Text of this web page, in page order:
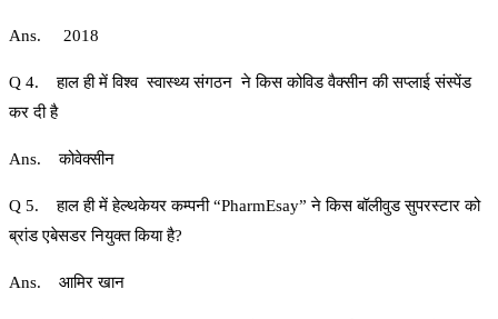
Ans. 2018
Q 4. हाल ही में विश्व स्वास्थ्य संगठन ने किस कोविड वैक्सीन की सप्लाई संस्पेंड
कर दी है
Ans. कोवेक्सीन
Q 5. हाल ही में हेल्थकेयर कम्पनी “PharmEsay” ने किस बॉलीवुड सुपरस्टार को
ब्रांड एबेसडर नियुक्त किया है?
Ans. आमिर खान